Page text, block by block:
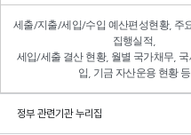
세출/지출/세입/수입 예산편성현황, 주
집행실적,
세입/세출 결산 현황, 월별 국가채무, 국
입, 기금 자산운용 현황 등
정부 관련기관 누리집